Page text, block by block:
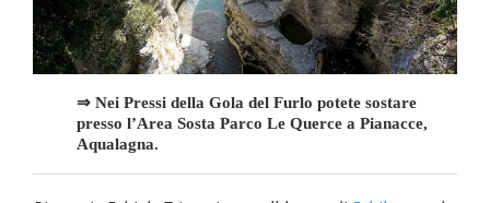
⇒ Nei Pressi della Gola del Furlo potete sostare
presso l’Area Sosta Parco Le Querce a Pianacce,
Aqualagna.